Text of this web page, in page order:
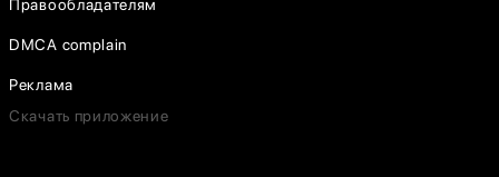
Правообладателям
DMCA complain
Реклама
Скачать приложение